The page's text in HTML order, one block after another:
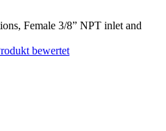
Female 3/8” NPT inlet and
bewertet